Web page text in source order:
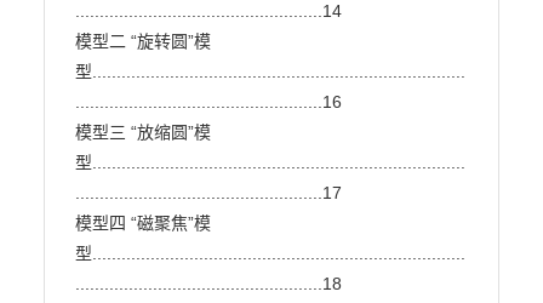
...................................................14
模型二 “旋转圆”模
型.............................................................................
...................................................16
模型三 “放缩圆”模
型.............................................................................
...................................................17
模型四 “磁聚焦”模
型.............................................................................
...................................................18